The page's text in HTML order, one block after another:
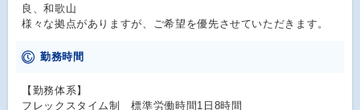
良、和歌山
様々な拠点がありますが、ご希望を優先させていただきます。
勤務時間
【勤務体系】
フレックスタイム制 標準労働時間1日8時間